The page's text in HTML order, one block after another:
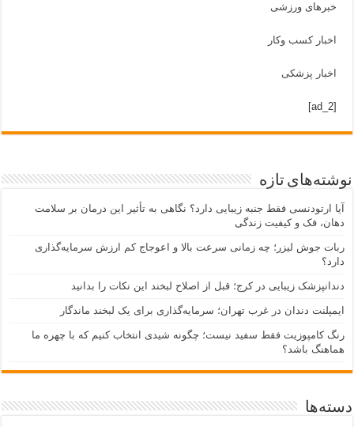
خبرهای ورزشی
اخبار کسب وکار
اخبار پزشکی
[ad_2]
نوشته‌های تازه
آیا ارتودنسی فقط جنبه زیبایی دارد؟ نگاهی به تأثیر این درمان بر سلامت
دهان، فک و کیفیت زندگی
ربات جوش لیزر؛ چه زمانی سرعت بالا و اعوجاج کم ارزش سرمایه‌گذاری
دارد؟
دندانپزشک زیبایی در کرج؛ قبل از اصلاح لبخند این نکات را بدانید
ایمپلنت دندان در غرب تهران؛ سرمایه‌گذاری برای یک لبخند ماندگار
رنگ کامپوزیت فقط سفید نیست؛ چگونه شیدی انتخاب کنیم که با چهره ما
هماهنگ باشد؟
دسته‌ها